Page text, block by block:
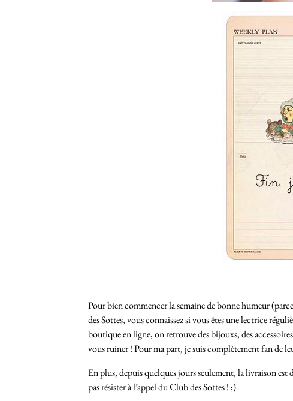
Pour bien commencer la semaine de bonne humeur
des Sottes, vous connaissez si vous êtes une lectrice
boutique en ligne, on retrouve des bijouxs, des
vous ruiner ! Pour ma part, je suis complètement fan de
En plus, depuis quelques jours seulement, la livraison est
pas résister à l’appel du Club des Sottes ! ;)